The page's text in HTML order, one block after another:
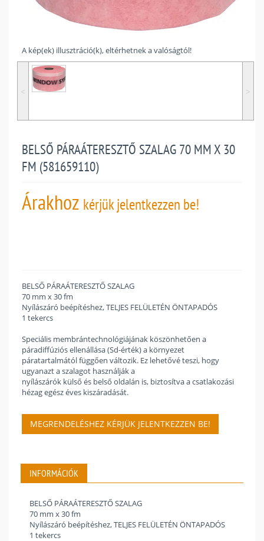
A kép(ek) illusztráció(k), eltérhetnek a valóságtól!
˂ ˃
BELSŐ PÁRAÁTERESZTŐ SZALAG 70 MM X 30
FM (581659110)
Árakhoz kérjük jelentkezzen be!
BELSŐ PÁRAÁTERESZTŐ SZALAG
70 mm x 30 fm
Nyílászáró beépítéshez, TELJES FELÜLETÉN ÖNTAPADÓS
1 tekercs
Speciális membrántechnológiájának köszönhetően a
páradiffúziós ellenállása (Sd-érték) a környezet
páratartalmától függően változik. Ez lehetővé teszi, hogy
ugyanazt a szalagot használják a
nyílászárók külső és belső oldalán is, biztosítva a csatlakozási
hézag egész éves kiszáradását.
MEGRENDELÉSHEZ KÉRJÜK JELENTKEZZEN BE!
INFORMÁCIÓK
BELSŐ PÁRAÁTERESZTŐ SZALAG
70 mm x 30 fm
Nyílászáró beépítéshez, TELJES FELÜLETÉN ÖNTAPADÓS
1 tekercs